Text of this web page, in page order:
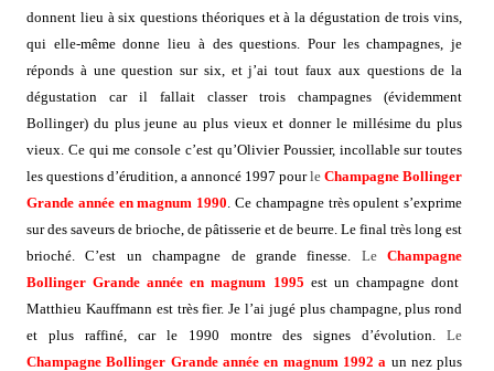
donnent lieu à six questions théoriques et à la dégustation de trois vins,
qui elle-même donne lieu à des questions. Pour les champagnes, je
réponds à une question sur six, et j’ai tout faux aux questions de la
dégustation car il fallait classer trois champagnes (évidemment
Bollinger) du plus jeune au plus vieux et donner le millésime du plus
vieux. Ce qui me console c’est qu’Olivier Poussier, incollable sur toutes
les questions d’érudition, a annoncé 1997 pourleChampagne Bollinger
Grande année en magnum 1990 . Ce champagne très opulent s’exprime
sur des saveurs de brioche, de pâtisserie et de beurre. Le final très long est
brioché. C’est un champagne de grande finesse. LeChampagne
Bollinger Grande année en magnum 1995 est un champagne dont
Matthieu Kauffmann est très fier. Je l’ai jugé plus champagne, plus rond
et plus raffiné, car le 1990 montre des signes d’évolution.Le
Champagne Bollinger Grande année en magnum 1992 a un nez plus